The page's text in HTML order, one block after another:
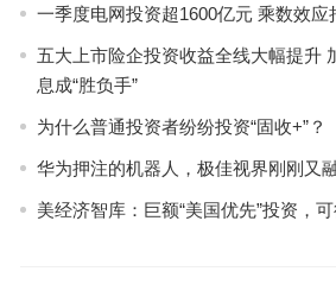
一季度电网投资超1600亿元 乘数效应
五大上市险企投资收益全线大幅提升
息成“胜负手”
为什么普通投资者纷纷投资“固收+”？
华为押注的机器人，极佳视界刚刚又
美经济智库：巨额“美国优先”投资，